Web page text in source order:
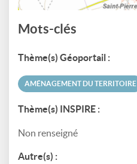
Mots-clés
Thème(s) Géoportail :
AMÉNAGEMENT DU TERRITOIRE
Thème(s) INSPIRE :
Non renseigné
Autre(s) :